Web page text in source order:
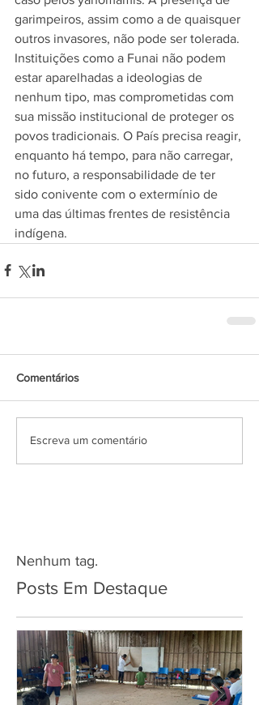
garimpeiros, assim como a de quaisquer
outros invasores, não pode ser tolerada.
Instituições como a Funai não podem
estar aparelhadas a ideologias de
nenhum tipo, mas comprometidas com
sua missão institucional de proteger os
povos tradicionais. O País precisa reagir,
enquanto há tempo, para não carregar,
no futuro, a responsabilidade de ter
sido conivente com o extermínio de
uma das últimas frentes de resistência
indígena.
Comentários
Escreva um comentário
Nenhum tag.
Posts Em Destaque